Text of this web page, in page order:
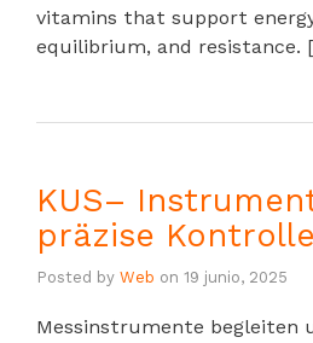
vitamins that support
equilibrium, and resistance.
KUS–
präzise Kontrolle
Posted by Web on 19 junio, 2025
Messinstrumente begleiten